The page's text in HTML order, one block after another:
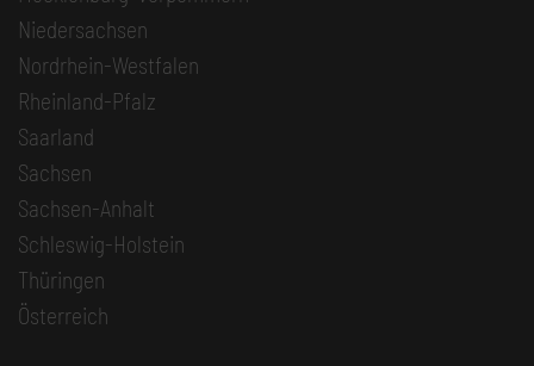
Niedersachsen
Nordrhein-Westfalen
Rheinland-Pfalz
Saarland
Sachsen
Sachsen-Anhalt
Schleswig-Holstein
Thüringen
Österreich